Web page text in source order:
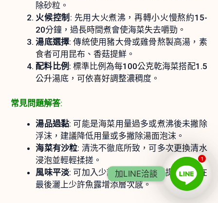
除砂粒。
火候控制 : 先用大火煮沸，再轉小火慢熬約15-
20分鐘，過長時間煮會使海菜失去嚼勁。
湯底選擇: 傳統使用豬大骨或雞骨熬製高湯，素
食者可用昆布、香菇提鮮。
配料比例 : 標準比例為每100公克乾海菜搭配1.5
公升湯底，可依喜好調整濃稠度。
常見問題解答:
湯品過黏: 可能是海菜用量過多或煮沸後未撇除
浮沫，建議降低用量或多撇除湯面泡沫。
海菜有沙粒: 清洗不徹底所致，可多次更換清水
浸泡並輕輕揉搓。
風味平淡: 可加入少許柴魚片或蝦米提鮮，或在
最後灑上少許魚露增添層次感。
1
加LINE洽談